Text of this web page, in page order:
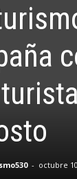
- octubre